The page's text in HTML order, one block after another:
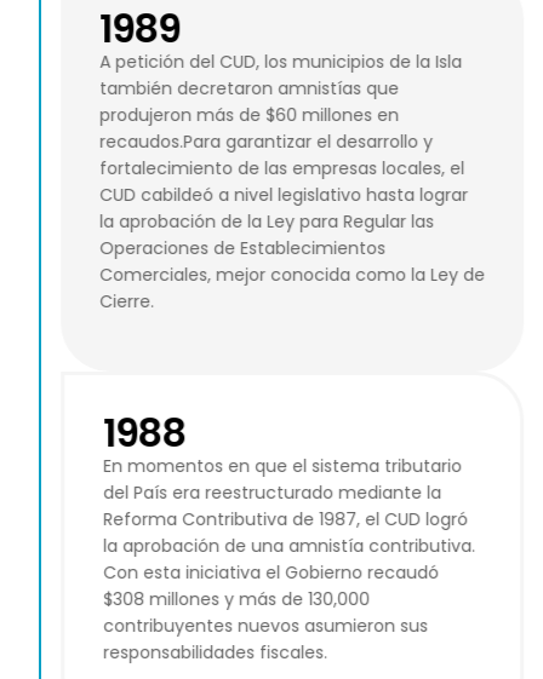
1989
A petición del CUD, los municipios de la Isla
también decretaron amnistías que
produjeron más de $60 millones en
recaudos.Para garantizar el desarrollo y
fortalecimiento de las empresas locales, el
CUD cabildeó a nivel legislativo hasta lograr
la aprobación de la Ley para Regular las
Operaciones de Establecimientos
Comerciales, mejor conocida como la Ley de
Cierre.
1988
En momentos en que el sistema tributario
del País era reestructurado mediante la
Reforma Contributiva de 1987, el CUD logró
la aprobación de una amnistía contributiva.
Con esta iniciativa el Gobierno recaudó
$308 millones y más de 130,000
contribuyentes nuevos asumieron sus
responsabilidades fiscales.